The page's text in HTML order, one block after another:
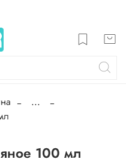
...
100 мл